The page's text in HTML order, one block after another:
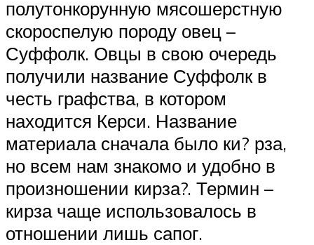
полутонкорунную мясошерстную
скороспелую породу овец –
Суффолк. Овцы в свою очередь
получили название Суффолк в
честь графства, в котором
находится Керси. Название
материала сначала было ки? рза,
но всем нам знакомо и удобно в
произношении кирза?. Термин –
кирза чаще использовалось в
отношении лишь сапог.